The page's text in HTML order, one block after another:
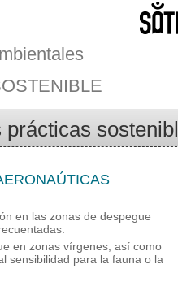
prácticas
en las zonas de despegue
en zonas vírgenes, así como
sensibilidad para la fauna o la